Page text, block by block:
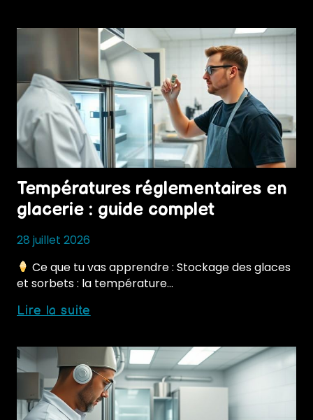
gestion
de
chaîne
du
froid
Températures réglementaires en
glacerie : guide complet
28 juillet 2026
Ce que tu vas apprendre : Stockage des glaces
et sorbets : la température…
Lire la suite
glacerie
:
guide
complet